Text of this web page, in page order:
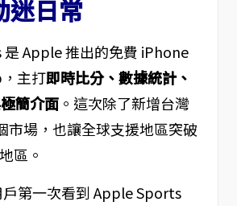
迷日常
Apple 推出的免費 iPhone
主打即時比分、數據統計、
簡介面。這次除了新增台灣
市場，也讓全球支援地區突破
區。
第一次看到 Apple Sports